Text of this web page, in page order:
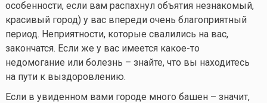
особенности, если вам распахнул объятия незнакомый,
красивый город) у вас впереди очень благоприятный
период. Неприятности, которые свалились на вас,
закончатся. Если же у вас имеется какое-то
недомогание или болезнь – знайте, что вы находитесь
на пути к выздоровлению.
Если в увиденном вами городе много башен – значит,